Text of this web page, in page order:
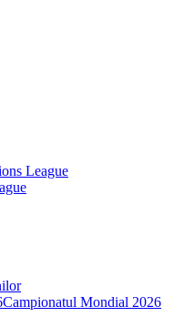
League
Campionatul Mondial 2026